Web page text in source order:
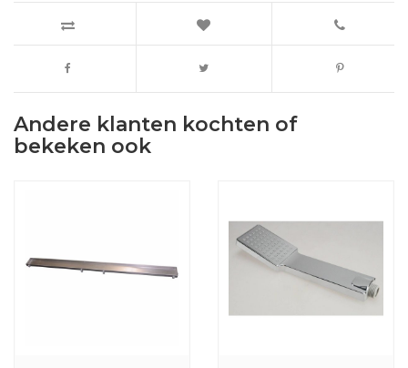
Andere klanten kochten of
bekeken ook